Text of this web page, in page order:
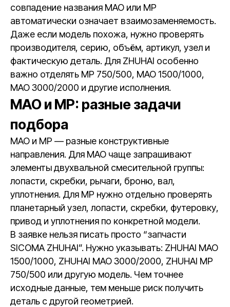
совпадение названия MAO или MP
автоматически означает взаимозаменяемость.
Даже если модель похожа, нужно проверять
производителя, серию, объём, артикул, узел и
фактическую деталь. Для ZHUHAI особенно
важно отделять MP 750/500, MAO 1500/1000,
MAO 3000/2000 и другие исполнения.
MAO и MP: разные задачи
подбора
MAO и MP — разные конструктивные
направления. Для MAO чаще запрашивают
элементы двухвальной смесительной группы:
лопасти, скребки, рычаги, броню, вал,
уплотнения. Для MP нужно отдельно проверять
планетарный узел, лопасти, скребки, футеровку,
привод и уплотнения по конкретной модели.
В заявке нельзя писать просто “запчасти
SICOMA ZHUHAI”. Нужно указывать: ZHUHAI MAO
1500/1000, ZHUHAI MAO 3000/2000, ZHUHAI MP
750/500 или другую модель. Чем точнее
исходные данные, тем меньше риск получить
деталь с другой геометрией.